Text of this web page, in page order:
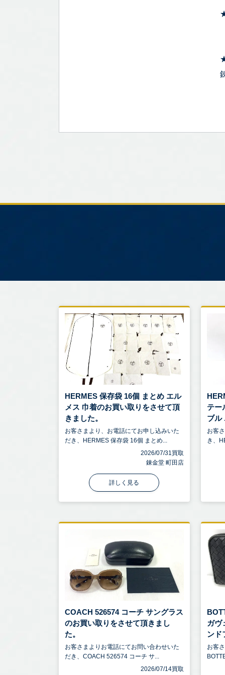
HERMES 保存袋 16個 まとめ エル
メス 巾着のお買い取りをさせて頂
きました。
お客さまより、お電話にてお申し込みいた
だき、HERMES 保存袋 16個 まとめ...
2026/07/31買取
錬金堂 町田店
詳しく見る
テー
ブル
お客
き、
COACH 526574 コーチ サングラス
のお買い取りをさせて頂きまし
た。
お客さまよりお電話にてお問い合わせいた
だき、COACH 526574 コーチ サ...
2026/07/14買取
ガヴ
ンド
お客